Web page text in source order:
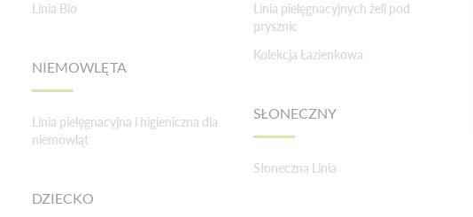
Linia Bio
NIEMOWLĘTA
Linia pielęgnacyjna i higieniczna dla
niemowląt
DZIECKO
Linia pielęgnacyjnych żeli pod
prysznic
Kolekcja Łazienkowa
SŁONECZNY
Słoneczna Linia